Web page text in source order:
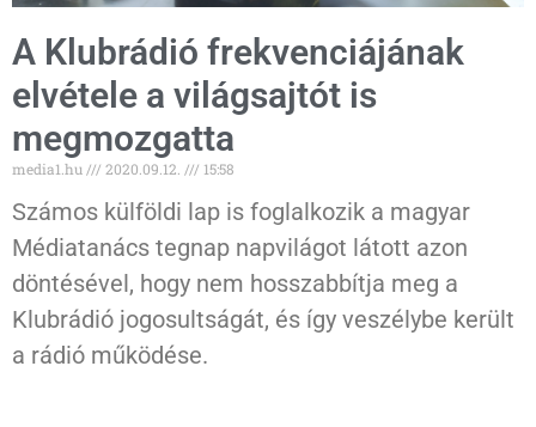
A Klubrádió frekvenciájának
elvétele a világsajtót is
megmozgatta
media1.hu 2020.09.12. 15:58
Számos külföldi lap is foglalkozik a magyar
Médiatanács tegnap napvilágot látott azon
döntésével, hogy nem hosszabbítja meg a
Klubrádió jogosultságát, és így veszélybe került
a rádió működése.